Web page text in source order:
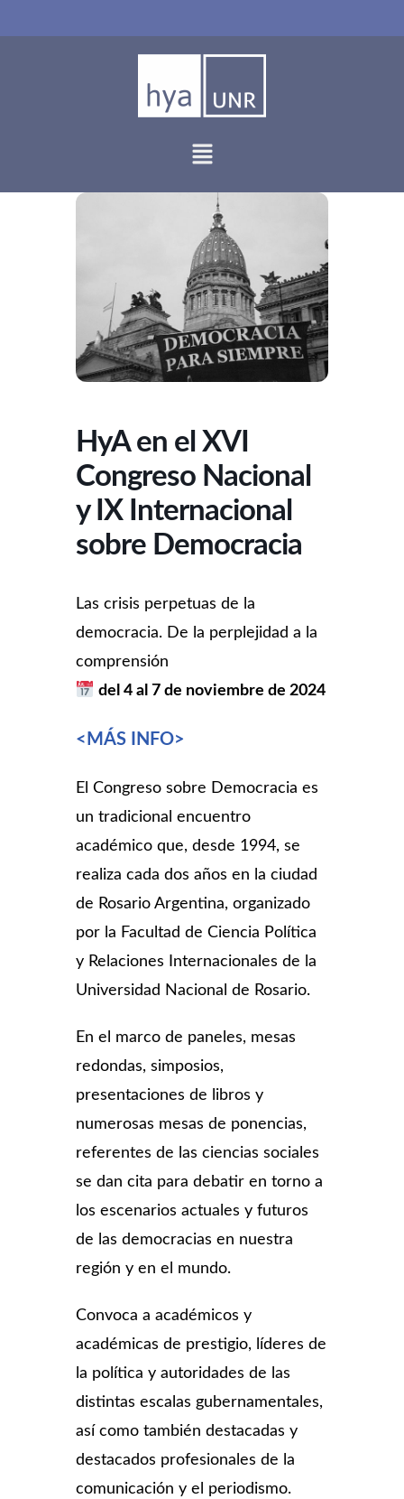
HyA en el XVI
Congreso Nacional
y IX Internacional
sobre Democracia
Las crisis perpetuas de la
democracia. De la perplejidad a la
comprensión
del 4 al 7 de noviembre de 2024
<MÁS INFO>
El Congreso sobre Democracia es
un tradicional encuentro
académico que, desde 1994, se
realiza cada dos años en la ciudad
de Rosario Argentina, organizado
por la Facultad de Ciencia Política
y Relaciones Internacionales de la
Universidad Nacional de Rosario.
En el marco de paneles, mesas
redondas, simposios,
presentaciones de libros y
numerosas mesas de ponencias,
referentes de las ciencias sociales
se dan cita para debatir en torno a
los escenarios actuales y futuros
de las democracias en nuestra
región y en el mundo.
Convoca a académicos y
académicas de prestigio, líderes de
la política y autoridades de las
distintas escalas gubernamentales,
así como también destacadas y
destacados profesionales de la
comunicación y el periodismo.